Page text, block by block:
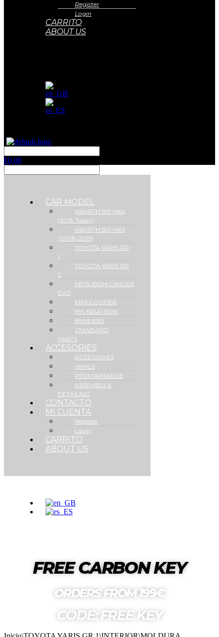
Register
Login
CARRITO
ABOUT US
€0,00
CAR MODEL
ABARTH 595 MK4
(2016-Today)
ABARTH 595 MK3
(2008-2015)
TOYOTA YARIS GR
1
TOYOTA YARIS GR
2
MITSUBISHI LANCER
EVO
MINI COOPER
HYUNDAI I30N
BMW E30
STANDARD
PARTS
ACCESORIES
ACCESORIES
VINYLS
PERFORMANCE
ASSEMBLY &
DETAILING
CONTACTO
MI CUENTA
Register
Login
CARRITO
ABOUT US
FREE CARBON KEY
ORDERS FROM 199€
CODE: FREE KEY